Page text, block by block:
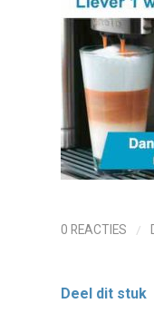
0 REACTIES /
Deel dit stuk